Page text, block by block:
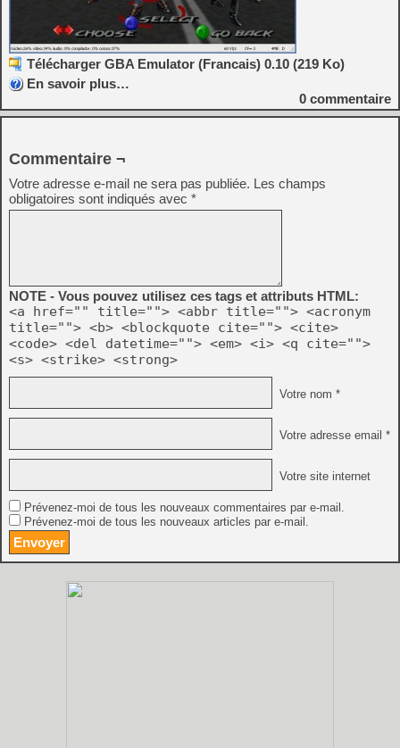
Télécharger GBA Emulator (Francais) 0.10 (219 Ko)
En savoir plus…
0 commentaire
Commentaire ¬
Votre adresse e-mail ne sera pas publiée. Les champs
obligatoires sont indiqués avec *
NOTE - Vous pouvez utilisez ces tags et attributs HTML:
<a href="" title=""> <abbr title=""> <acronym
title=""> <b> <blockquote cite=""> <cite>
<code> <del datetime=""> <em> <i> <q cite="">
<s> <strike> <strong>
Votre nom *
Votre adresse email *
Votre site internet
Prévenez-moi de tous les nouveaux commentaires par e-mail.
Prévenez-moi de tous les nouveaux articles par e-mail.